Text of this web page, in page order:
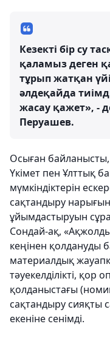
Кезекті бір су
қаламыз деген
тұрып жатқан
әлдеқайда
жасау қажет», -
Перуашев.
Осыған
Үкімет пен Ұлттық
мүмкіндіктерін
сақтандыру
ұйымдастыруын
Сондай-ақ,
кеңінен қолдануды
материалдық
тәуекелділікті, қор
қолданыстағы
сақтандыру сияқты
екеніне сенімді.